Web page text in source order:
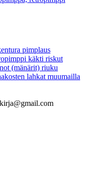
pimplaus
käkti riskut
(mänärit) riuku
lahkat muumailla